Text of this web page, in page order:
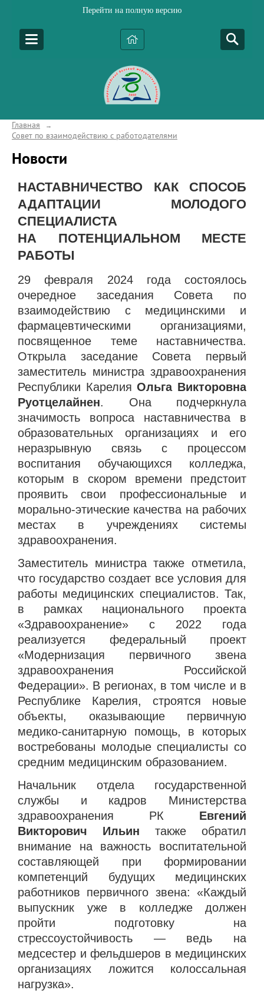
Перейти на полную версию
Главная →
Совет по взаимодействию с работодателями
Новости
НАСТАВНИЧЕСТВО КАК СПОСОБ
АДАПТАЦИИ МОЛОДОГО
СПЕЦИАЛИСТА
НА ПОТЕНЦИАЛЬНОМ МЕСТЕ
РАБОТЫ
29 февраля 2024 года состоялось
очередное заседания Совета по
взаимодействию с медицинскими и
фармацевтическими организациями,
посвященное теме наставничества.
Открыла заседание Совета первый
заместитель министра здравоохранения
Республики КарелияОльга Викторовна
Руотцелайнен. Она подчеркнула
значимость вопроса наставничества в
образовательных организациях и его
неразрывную связь с процессом
воспитания обучающихся колледжа,
которым в скором времени предстоит
проявить свои профессиональные и
морально-этические качества на рабочих
местах в учреждениях системы
здравоохранения.
Заместитель министра также отметила,
что государство создает все условия для
работы медицинских специалистов. Так,
в рамках национального проекта
«Здравоохранение» с 2022 года
реализуется федеральный проект
«Модернизация первичного звена
здравоохранения Российской
Федерации». В регионах, в том числе и в
Республике Карелия, строятся новые
объекты, оказывающие первичную
медико-санитарную помощь, в которых
востребованы молодые специалисты со
средним медицинским образованием.
Начальник отдела государственной
службы и кадров Министерства
здравоохранения РК Евгений
Викторович Ильин также обратил
внимание на важность воспитательной
составляющей при формировании
компетенций будущих медицинских
работников первичного звена: «Каждый
выпускник уже в колледже должен
пройти подготовку на
стрессоустойчивость — ведь на
медсестер и фельдшеров в медицинских
организациях ложится колоссальная
нагрузка».